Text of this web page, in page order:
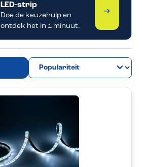
LED-strip
Doe de keuzehulp en
ontdek het in 1 minuut.